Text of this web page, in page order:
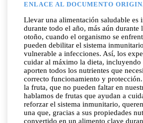
ENLACE AL DOCUMENTO
Llevar una alimentación saludable es
durante todo el año, más aún durante
otoño, cuando el organismo se
pueden debilitar el sistema
vulnerable a infecciones. Así, los
cuidar al máximo la dieta, incluyendo
aporten todos los nutrientes que
correcto funcionamiento y
la fruta, que no pueden faltar en
hablamos de frutas que ayudan a
reforzar el sistema inmunitario,
una que, gracias a sus propiedades
convertido en un alimento clave